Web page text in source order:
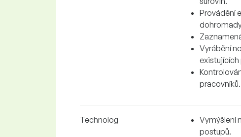
Provádění
Vyrábění
existujících
pracovníků.
Technolog
Vymýšlení
postupů.